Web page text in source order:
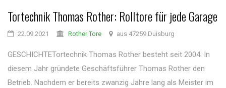
Tortechnik Thomas Rother: Rolltore für jede Garage
22.09.2021 Rother Tore aus 47259 Duisburg
GESCHICHTETortechnik Thomas Rother besteht seit 2004. In
diesem Jahr gründete Geschäftsführer Thomas Rother den
Betrieb. Nachdem er bereits zwanzig Jahre lang als Meister im